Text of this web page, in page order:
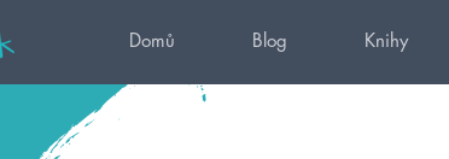
Domů Blog Knihy